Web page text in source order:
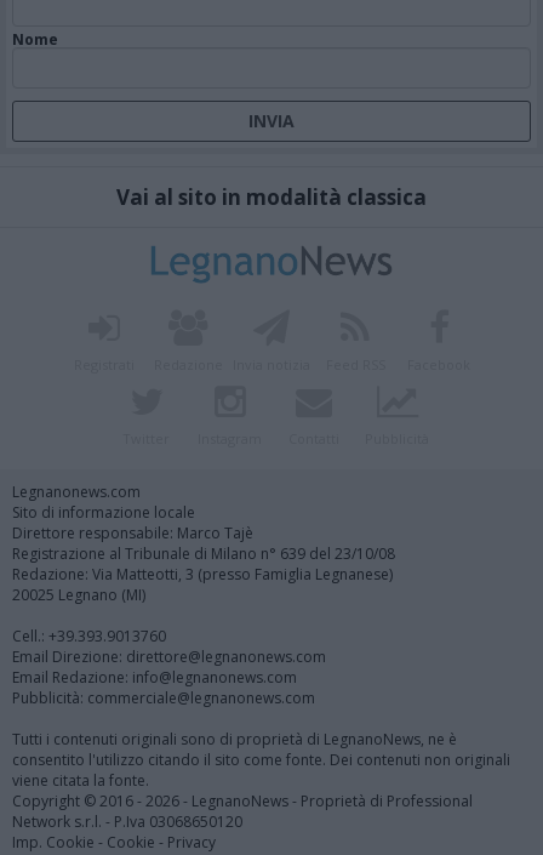
Nome
Vai al sito in modalità classica
Legnanonews.com
Sito di informazione locale
Direttore responsabile: Marco Tajè
Registrazione al Tribunale di Milano n° 639 del 23/10/08
Redazione: Via Matteotti, 3 (presso Famiglia Legnanese)
20025 Legnano (MI)
Cell.: +39.393.9013760
Email Direzione: direttore@legnanonews.com
Email Redazione: info@legnanonews.com
Pubblicità: commerciale@legnanonews.com
Tutti i contenuti originali sono di proprietà di LegnanoNews, ne è
consentito l'utilizzo citando il sito come fonte. Dei contenuti non originali
viene citata la fonte.
Copyright © 2016 - 2026 - LegnanoNews - Proprietà di Professional
Network s.r.l. - P.Iva 03068650120
Imp. Cookie - Cookie - Privacy